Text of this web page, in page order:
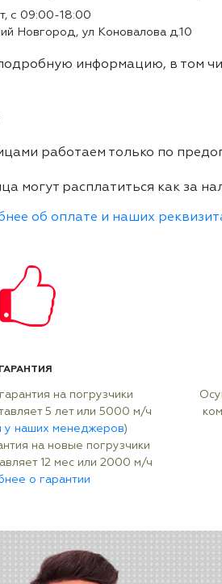
с 09:00-18:00
Новгород, ул Коновалова д.10
информацию, в том
работаем только по
могут расплатиться как за
об оплате и наших
ГАРАНТИЯ
на погрузчики
5 лет или 5000 м/ч
у наших менеджеров)
на новые погрузчики
12 мес или 2000 м/ч
о гарантии